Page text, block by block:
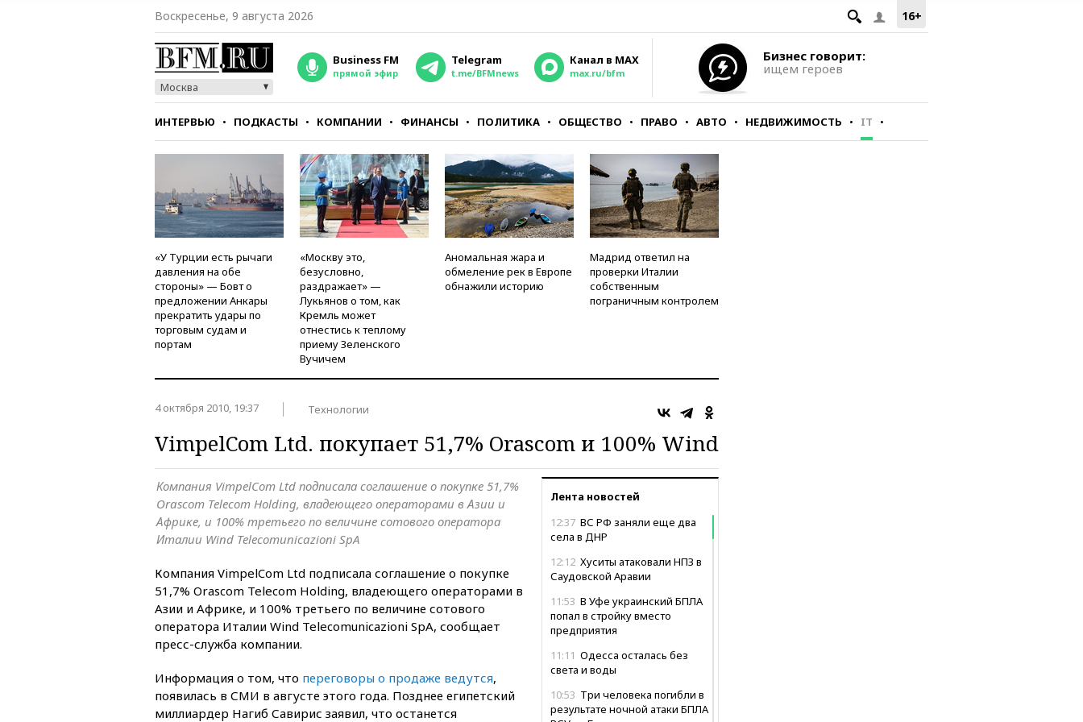
16+
Воскресенье, 9 августа 2026
Москва
Business FM
прямой эфир
Telegram
t.me/BFMnews
Канал в MAX
max.ru/bfm
Бизнес говорит:
ищем героев
ИНТЕРВЬЮ ПОДКАСТЫ КОМПАНИИ ФИНАНСЫ ПОЛИТИКА ОБЩЕСТВО ПРАВО АВТО НЕДВИЖИМОСТЬ IT
СТИЛЬ ТЕСТЫ
«У Турции есть рычаги
давления на обе
стороны» — Бовт о
предложении Анкары
прекратить удары по
торговым судам и
портам
«Москву это,
безусловно,
раздражает» —
Лукьянов о том, как
Кремль может
отнестись к теплому
приему Зеленского
Вучичем
Аномальная жара и
обмеление рек в Европе
обнажили историю
Мадрид ответил на
проверки Италии
собственным
пограничным контролем
4 октября 2010, 19:37 Технологии
VimpelCom Ltd. покупает 51,7% Orascom и 100% Wind
Лента новостей
12:37 ВС РФ заняли еще два
села в ДНР
12:12 Хуситы атаковали НПЗ в
Саудовской Аравии
11:53 В Уфе украинский БПЛА
попал в стройку вместо
предприятия
11:11 Одесса осталась без
света и воды
10:53 Три человека погибли в
результате ночной атаки БПЛА
Компания VimpelCom Ltd подписала соглашение о покупке 51,7%
Orascom Telecom Holding, владеющего операторами в Азии и
Африке, и 100% третьего по величине сотового оператора
Италии Wind Telecomunicazioni SpA
Компания VimpelCom Ltd подписала соглашение о покупке
51,7% Orascom Telecom Holding, владеющего операторами в
Азии и Африке, и 100% третьего по величине сотового
оператора Италии Wind Telecomunicazioni SpA, сообщает
пресс-служба компании.
Информация о том, что переговоры о продаже ведутся,
появилась в СМИ в августе этого года. Позднее египетский
миллиардер Нагиб Савирис заявил, что останется